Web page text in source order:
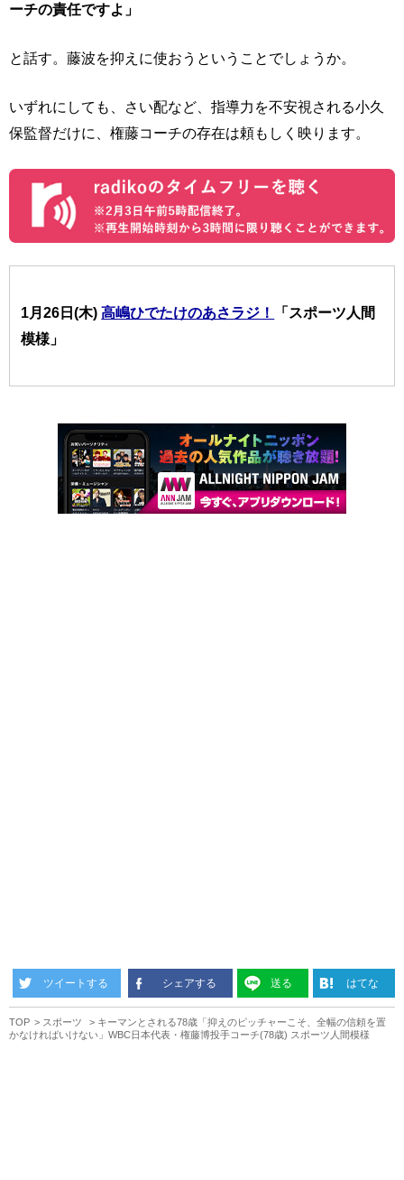
ーチの責任ですよ」
と話す。藤波を抑えに使おうということでしょうか。
いずれにしても、さい配など、指導力を不安視される小久
保監督だけに、権藤コーチの存在は頼もしく映ります。
1月26日(木)高嶋ひでたけのあさラジ！
「スポーツ人間
模様」
ツイートする シェアする 送る はてな
TOP スポーツ
キーマンとされる78歳「抑えのピッチャーこそ、全幅の信頼を置
かなければいけない」WBC日本代表・権藤博投手コーチ(78歳) スポーツ人間模様